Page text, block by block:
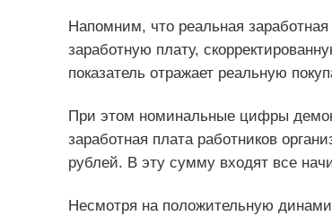
Напомним, что реальная
заработную плату,
показатель отражает реальную
При этом номинальные цифры
заработная плата работников
рублей. В эту сумму входят все
Несмотря на положительную